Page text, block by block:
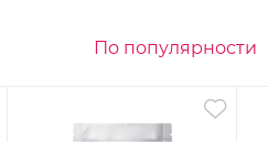
По популярности